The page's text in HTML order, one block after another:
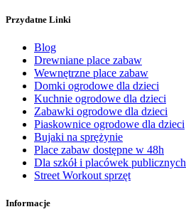
Przydatne Linki
Blog
Drewniane place zabaw
Wewnętrzne place zabaw
Domki ogrodowe dla dzieci
Kuchnie ogrodowe dla dzieci
Zabawki ogrodowe dla dzieci
Piaskownice ogrodowe dla dzieci
Bujaki na sprężynie
Place zabaw dostępne w 48h
Dla szkół i placówek publicznych
Street Workout sprzęt
Informacje